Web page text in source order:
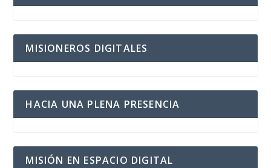
MISIONEROS DIGITALES
HACIA UNA PLENA PRESENCIA
MISIÓN EN ESPACIO DIGITAL